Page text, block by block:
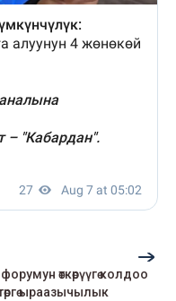
өткөрүүгө колдоо
ыраазычылык